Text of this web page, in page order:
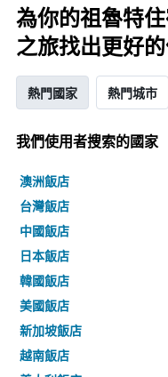
為你的祖魯特
之旅找出更好
熱門國家 熱門城市
我們使用者搜索的國家
澳洲飯店
台灣飯店
中國飯店
日本飯店
韓國飯店
美國飯店
新加坡飯店
越南飯店